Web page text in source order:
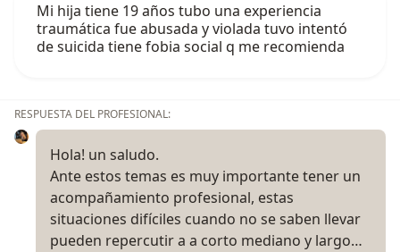
Mi hija tiene 19 años tubo una experiencia
traumática fue abusada y violada tuvo intentó
de suicida tiene fobia social q me recomienda
RESPUESTA DEL PROFESIONAL:
Hola! un saludo.
Ante estos temas es muy importante tener un
acompañamiento profesional, estas
situaciones difíciles cuando no se saben llevar
pueden repercutir a a corto mediano y largo…